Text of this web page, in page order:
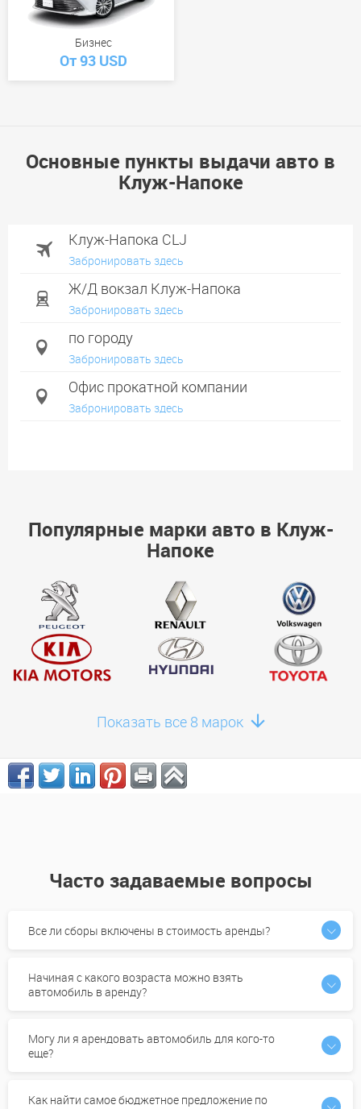
Бизнес
От 93 USD
Основные пункты выдачи авто в
Клуж-Напоке
Клуж-Напока CLJ
Забронировать здесь
Ж/Д вокзал Клуж-Напока
Забронировать здесь
по городу
Забронировать здесь
Офис прокатной компании
Забронировать здесь
Популярные марки авто в Клуж-
Напоке
Показать все 8 марок
Часто задаваемые вопросы
Все ли сборы включены в стоимость аренды?
Начиная с какого возраста можно взять
автомобиль в аренду?
Могу ли я арендовать автомобиль для кого-то
еще?
Как найти самое бюджетное предложение по